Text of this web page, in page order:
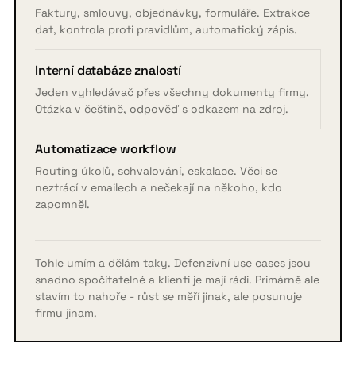
Faktury, smlouvy, objednávky, formuláře. Extrakce
dat, kontrola proti pravidlům, automatický zápis.
Interní databáze znalostí
Jeden vyhledávač přes všechny dokumenty firmy.
Otázka v češtině, odpověď s odkazem na zdroj.
Automatizace workflow
Routing úkolů, schvalování, eskalace. Věci se
neztrácí v emailech a nečekají na někoho, kdo
zapomněl.
Tohle umím a dělám taky. Defenzivní use cases jsou
snadno spočítatelné a klienti je mají rádi. Primárně ale
stavím to nahoře - růst se měří jinak, ale posunuje
firmu jinam.